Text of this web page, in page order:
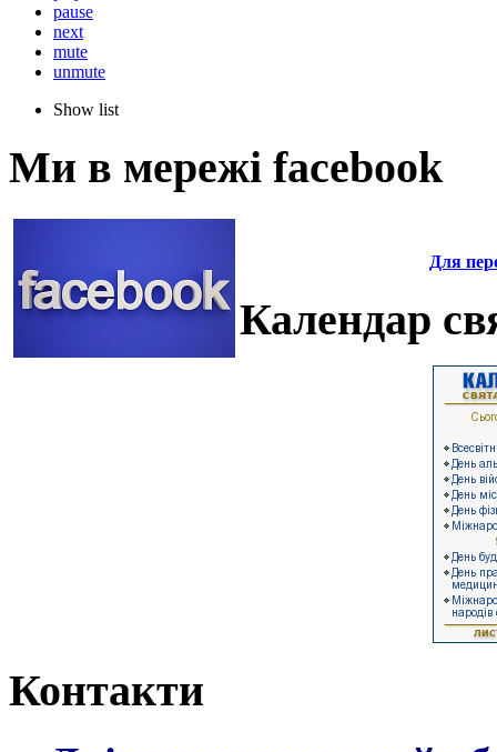
pause
next
mute
unmute
Show list
Ми в мережі facebook
Для
Календар
Контакти